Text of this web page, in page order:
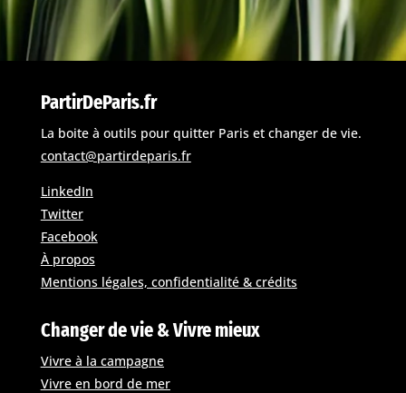
PartirDeParis.fr
La boite à outils pour quitter Paris et changer de vie.
contact@partirdeparis.fr
LinkedIn
Twitter
Facebook
À propos
Mentions légales, confidentialité & crédits
Changer de vie & Vivre mieux
Vivre à la campagne
Vivre en bord de mer